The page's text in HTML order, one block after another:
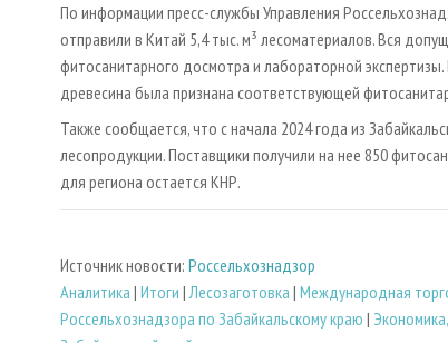
По информации пресс-службы Управления
отправили в Китай 5,4 тыс. м³ лесоматериалов. Вся
фитосанитарного досмотра и лабораторной
древесина была признана соответствующей
Также сообщается, что с начала 2024 года из
лесопродукции. Поставщики получили на нее 850
для региона остается КНР.
Источник новости: Россельхознадзор
Аналитика | Итоги | Лесозаготовка | Международная
Россельхознадзора по Забайкальскому краю |